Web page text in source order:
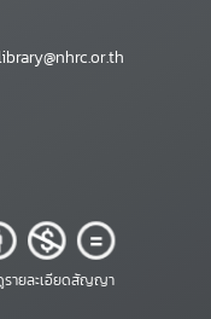
รายละเอียดสัญญา